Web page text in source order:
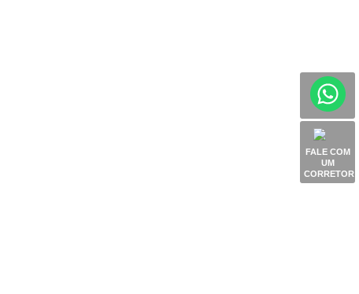
FALE COM
UM
CORRETOR